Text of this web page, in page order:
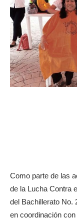
Como parte de las
de la Lucha Contra
del Bachillerato No.
en coordinación